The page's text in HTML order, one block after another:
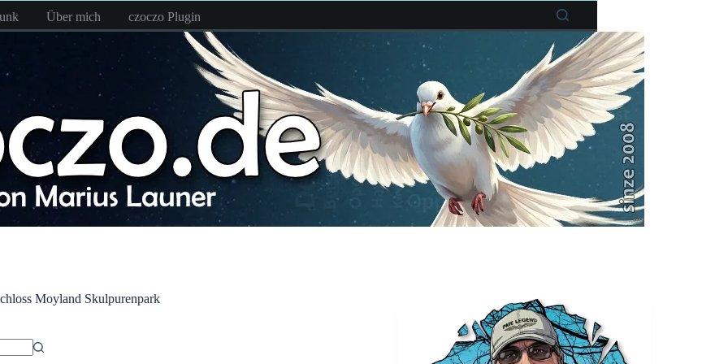
Über mich czoczo Plugin
Moyland Skulpurenpark